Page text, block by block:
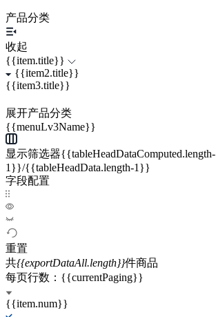
产品分类
收起
{{item.title}}
{{item2.title}}
{{item3.title}}
展开产品分类
{{menuLv3Name}}
显示筛选器{{tableHeadDataComputed.length-
1}}/{{tableHeadData.length-1}}
字段配置
重置
共{{exportDataAll.length}}件商品
每页行数：{{currentPaging}}
{{item.num}}